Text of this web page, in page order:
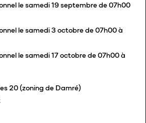
le samedi 19 septembre de 07h00
le samedi 3 octobre de 07h00 à
le samedi 17 octobre de 07h00 à
20 (zoning de Damré)